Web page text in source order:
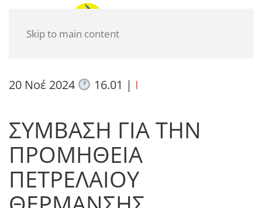
Skip to main content
20 Νοέ 2024 16.01 | I
ΣΥΜΒΑΣΗ ΓΙΑ ΤΗΝ
ΠΡΟΜΗΘΕΙΑ
ΠΕΤΡΕΛΑΙΟΥ